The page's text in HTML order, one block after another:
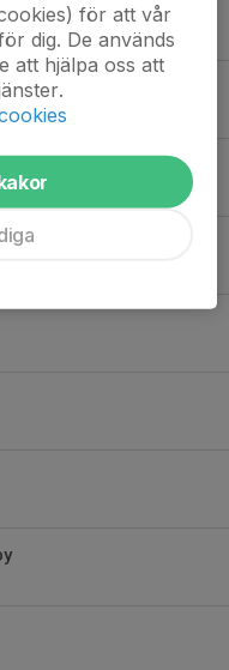
för att vår
dig. De används
att hjälpa oss att